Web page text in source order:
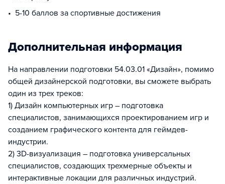
5-10 баллов за спортивные достижения
Дополнительная информация
На направлении подготовки 54.03.01 «Дизайн», помимо
общей дизайнерской подготовки, вы сможете выбрать
один из трех треков:
1) Дизайн компьютерных игр – подготовка
специалистов, занимающихся проектированием игр и
созданием графического контента для геймдев-
индустрии.
2) 3D-визуализация – подготовка универсальных
специалистов, создающих трехмерные объекты и
интерактивные локации для различных индустрий.